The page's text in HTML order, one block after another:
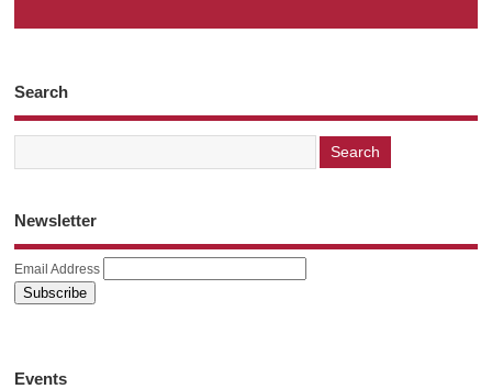
Search
Newsletter
Email Address
Events